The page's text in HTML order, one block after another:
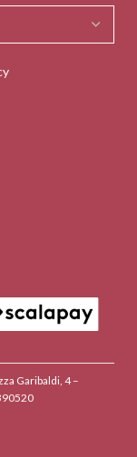
Garibaldi, 4 –